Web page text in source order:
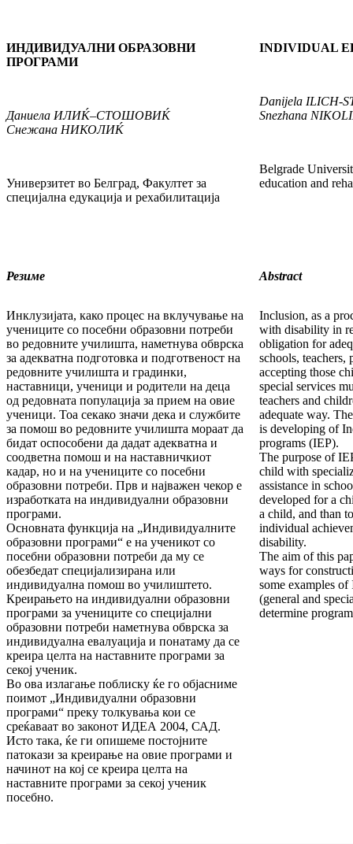
ИНДИВИДУАЛНИ ОБРАЗОВНИ
ПРОГРАМИ
Даниела ИЛИЌ–СТОШОВИЌ
Снежана НИКОЛИЌ
Универзитет во Белград, Факултет за
специјална едукација и рехабилитација
INDIVIDUAL
Danijela ILICH-
Snezhana NIKOLI
Belgrade
education and
Резиме Abstract
Инклузијата, како процес на вклучување на
учениците со посебни образовни потреби
во редовните училишта, наметнува обврска
за адекватна подготовка и подготвеност на
редовните училишта и градинки,
наставници, ученици и родители на деца
од редовната популација за прием на овие
ученици. Тоа секако значи дека и службите
за помош во редовните училишта мораат да
бидат оспособени да дадат адекватна и
соодветна помош и на наставничкиот
кадар, но и на учениците со посебни
образовни потреби. Прв и најважен чекор е
изработката на индивидуални образовни
програми.
Основната функција на „Индивидуалните
образовни програми“ е на ученикот со
посебни образовни потреби да му се
обезбедат специјализирана или
индивидуална помош во училиштето.
Креирањето на индивидуални образовни
програми за учениците со специјални
образовни потреби наметнува обврска за
индивидуална евалуација и понатаму да се
креира целта на наставните програми за
секој ученик.
Во ова излагање поблиску ќе го објасниме
поимот „Индивидуални образовни
програми“ преку толкувања кои се
среќаваат во законот ИДЕА 2004, САД.
Исто така, ќе ги опишеме постојните
патокази за креирање на овие програми и
начинот на кој се креира целта на
наставните програми за секој ученик
посебно.
Inclusion, as a
with disability in
obligation for
schools, teachers,
accepting those
special services
teachers and
adequate way.
is developing of
programs (IEP).
The purpose of
child with
assistance in
developed for a
a child, and than
individual
disability.
The aim of this
ways for
some examples
(general and
determine